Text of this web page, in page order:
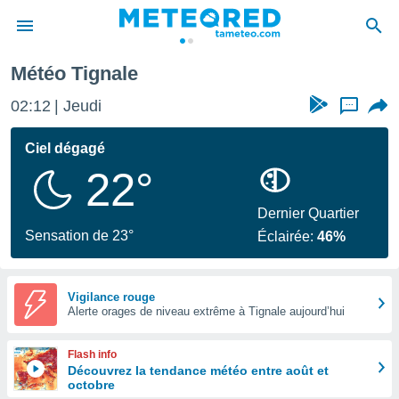
de
Météo Tignale
02:12 Jeudi ...
Ciel dégagé
22°
Sensation de 23°
Dernier Quartier
Éclairée:46%
Vigilance rouge
Alerte orages de niveau extrême à Tignale aujourd’hui
Flash info
Découvrez la tendance météo entre août et
octobre